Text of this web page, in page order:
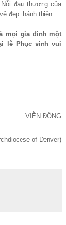
đau thương của
đẹp thánh thiện.
mọi gia đình một
lễ Phục sinh vui
VIỄN ĐÔNG
of Denver)